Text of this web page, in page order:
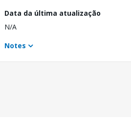
Data da última atualização
N/A
Notes